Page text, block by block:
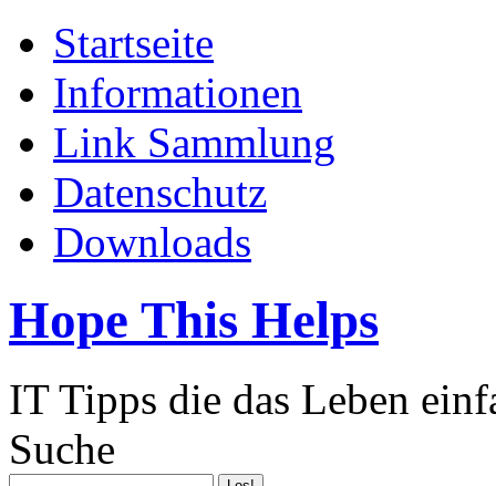
Startseite
Informationen
Link Sammlung
Datenschutz
Downloads
Hope This Helps
IT Tipps die das Leben
Suche